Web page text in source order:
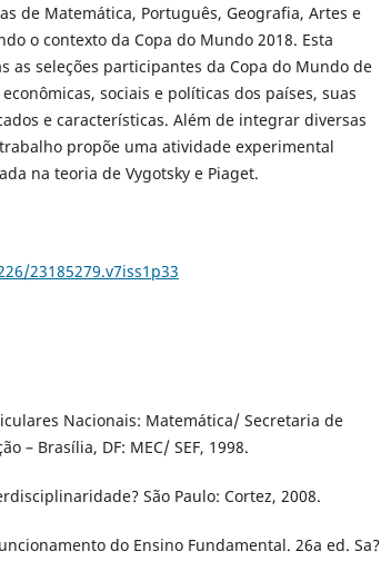
de Matemática, Português, Geografia, Artes e
o contexto da Copa do Mundo 2018. Esta
as seleções participantes da Copa do Mundo de
sociais e políticas dos países, suas
e características. Além de integrar diversas
propõe uma atividade experimental
na teoria de Vygotsky e Piaget.
23185279.v7iss1p33
Nacionais: Matemática/ Secretaria de
– Brasília, DF: MEC/ SEF, 1998.
São Paulo: Cortez, 2008.
do Ensino Fundamental. 26a ed. Sa?